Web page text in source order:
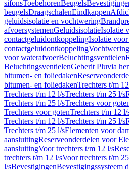
sifonsToebehorenBeugels
beugelsDraagschalenEindkappen
geluidsisolatie en vochtwering
afvoersystemenGeluidsisolatieIsolatie
contactgeluidontkoppelingIsolatie
contactgeluidontkoppelingVochtwering
voor waterafvoerBeluchtingsventielen
BeluchtingsventielenGeberit Pluvia
bitumen- en foliedaken
bitumen- en foliedakenTrechters t/m
Trechters t/m 12 l/sTrechters t/m 25 l/s
Trechters t/m 25 l/sTrechters voor
Trechters voor gotenTrechters t/m 12 l/
Trechters t/m 12 l/sTrechters t/m 25 l/s
Trechters t/m 25 l/sElementen voor
aansluitingReserveonderdelen voor
aansluitingVoor trechters t/m 12 l/s
trechters t/m 12 l/sVoor trechters t/m 25
l/sBevestigingenBevestigingssysteem